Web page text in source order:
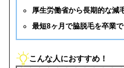
厚生労働省から長期的な減
最短8ヶ月で脇脱毛を卒業
こんな人におすすめ！